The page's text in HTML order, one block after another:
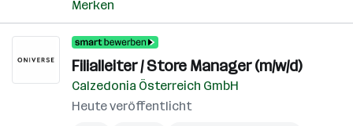
Merken
Filialleiter / Store Manager (m/w/d)
Calzedonia Österreich GmbH
Heute veröffentlicht